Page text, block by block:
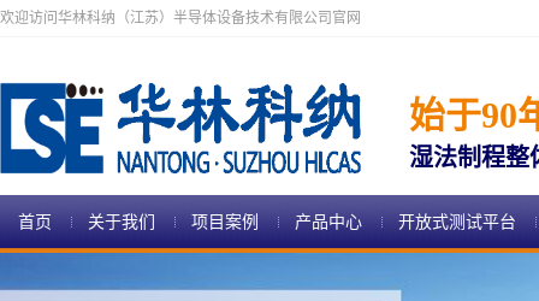
欢迎访问华林科纳（江苏）半导体设备技术有限公司官网
始于90
湿法制程整
首页 关于我们 项目案例 产品中心 开放式测试平台